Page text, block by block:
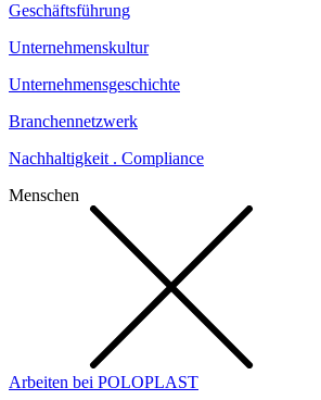
Geschäftsführung
Unternehmenskultur
Unternehmensgeschichte
Branchennetzwerk
Nachhaltigkeit . Compliance
Menschen
Arbeiten bei POLOPLAST